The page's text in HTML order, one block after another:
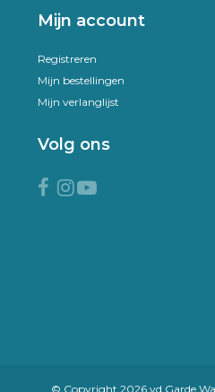
Mijn account
Registreren
Mijn bestellingen
Mijn verlanglijst
Volg ons
© Copyright 2026 vd Garde